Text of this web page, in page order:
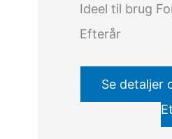
Ideel til brug
Efterår
Se detaljer